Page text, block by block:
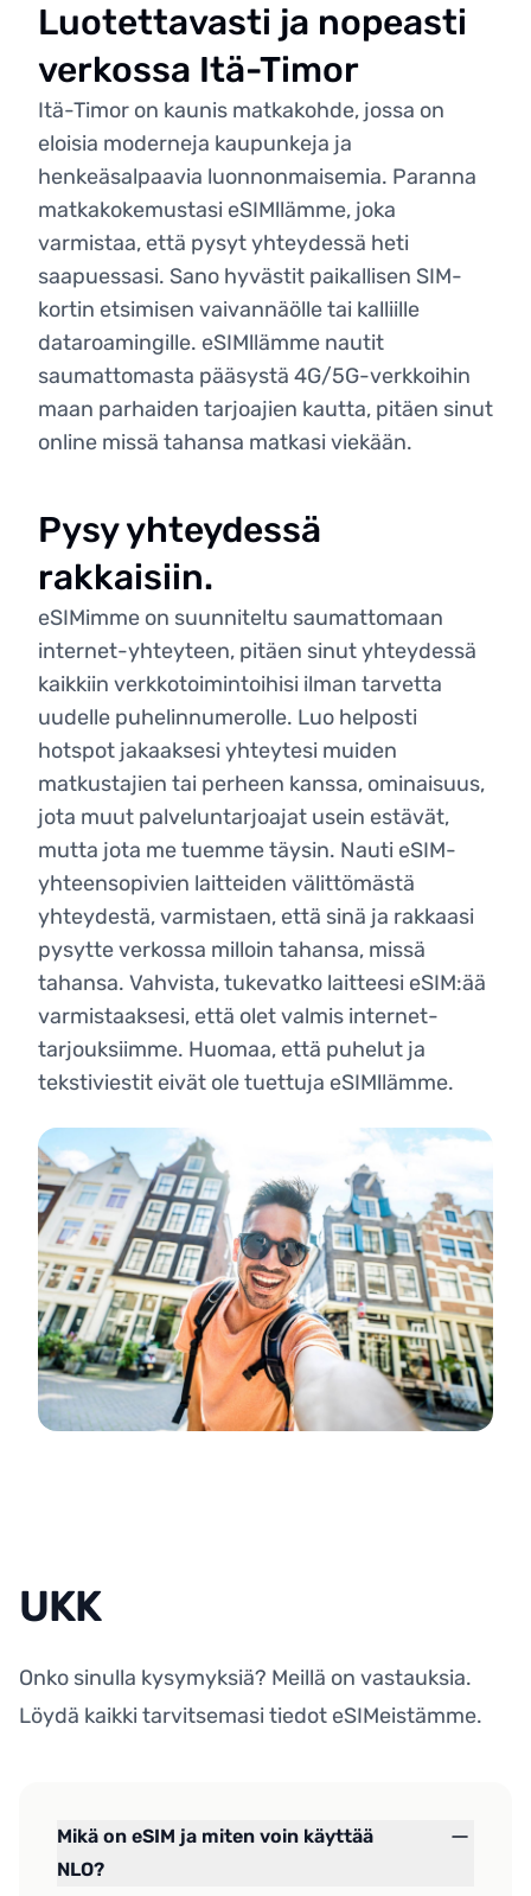
Luotettavasti ja nopeasti
verkossa Itä-Timor
Itä-Timor on kaunis matkakohde, jossa on
eloisia moderneja kaupunkeja ja
henkeäsalpaavia luonnonmaisemia. Paranna
matkakokemustasi eSIMllämme, joka
varmistaa, että pysyt yhteydessä heti
saapuessasi. Sano hyvästit paikallisen SIM-
kortin etsimisen vaivannäölle tai kalliille
dataroamingille. eSIMllämme nautit
saumattomasta pääsystä 4G/5G-verkkoihin
maan parhaiden tarjoajien kautta, pitäen sinut
online missä tahansa matkasi viekään.
Pysy yhteydessä
rakkaisiin.
eSIMimme on suunniteltu saumattomaan
internet-yhteyteen, pitäen sinut yhteydessä
kaikkiin verkkotoimintoihisi ilman tarvetta
uudelle puhelinnumerolle. Luo helposti
hotspot jakaaksesi yhteytesi muiden
matkustajien tai perheen kanssa, ominaisuus,
jota muut palveluntarjoajat usein estävät,
mutta jota me tuemme täysin. Nauti eSIM-
yhteensopivien laitteiden välittömästä
yhteydestä, varmistaen, että sinä ja rakkaasi
pysytte verkossa milloin tahansa, missä
tahansa. Vahvista, tukevatko laitteesi eSIM:ää
varmistaaksesi, että olet valmis internet-
tarjouksiimme. Huomaa, että puhelut ja
tekstiviestit eivät ole tuettuja eSIMllämme.
UKK
Onko sinulla kysymyksiä? Meillä on vastauksia.
Löydä kaikki tarvitsemasi tiedot eSIMeistämme.
Mikä on eSIM ja miten voin käyttää
NLO?